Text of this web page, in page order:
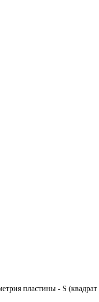
пластины - S (квадрат